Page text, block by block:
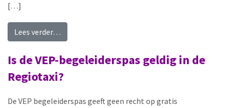
[…]
Lees verder…
Is de VEP-begeleiderspas geldig in de
Regiotaxi?
De VEP begeleiderspas geeft geen recht op gratis